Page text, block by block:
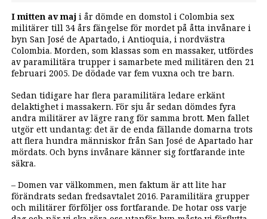
I mitten av maji år dömde en domstol i Colombia sex
militärer till 34 års fängelse för mordet på åtta invånare i
byn San José de Apartado, i Antioquia, i nordvästra
Colombia. Morden, som klassas som en massaker, utfördes
av paramilitära trupper i samarbete med militären den 21
februari 2005. De dödade var fem vuxna och tre barn.
Sedan tidigare har flera paramilitära ledare erkänt
delaktighet i massakern. För sju år sedan dömdes fyra
andra militärer av lägre rang för samma brott. Men fallet
utgör ett undantag: det är de enda fällande domarna trots
att flera hundra människor från San José de Apartado har
mördats. Och byns invånare känner sig fortfarande inte
säkra.
– Domen var välkommen, men faktum är att lite har
förändrats sedan fredsavtalet 2016. Paramilitära grupper
och militärer förföljer oss fortfarande. De hotar oss varje